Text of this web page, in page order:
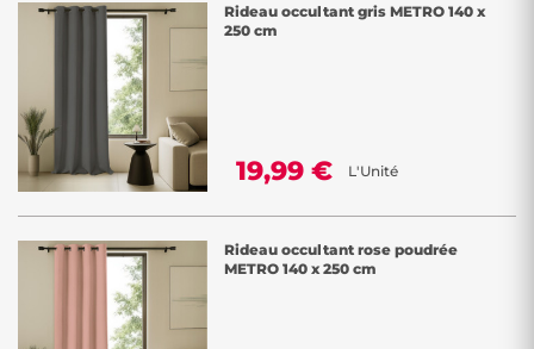
Rideau occultant gris METRO 140 x
250 cm
19,99 € L'Unité
Rideau occultant rose poudrée
METRO 140 x 250 cm